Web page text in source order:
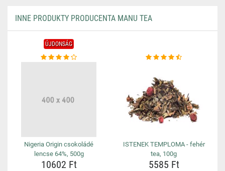
INNE PRODUKTY PRODUCENTA MANU TEA
ÚJDONSÁG
Nigeria Origin csokoládé
lencse 64%, 500g
10602 Ft
ISTENEK TEMPLOMA - fehér
tea, 100g
5585 Ft